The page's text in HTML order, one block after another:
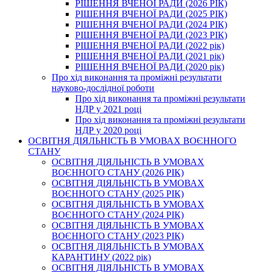
РІШЕННЯ ВЧЕНОЇ РАДИ (2026 РІК)
РІШЕННЯ ВЧЕНОЇ РАДИ (2025 РІК)
РІШЕННЯ ВЧЕНОЇ РАДИ (2024 РІК)
РІШЕННЯ ВЧЕНОЇ РАДИ (2023 РІК)
РІШЕННЯ ВЧЕНОЇ РАДИ (2022 рік)
РІШЕННЯ ВЧЕНОЇ РАДИ (2021 рік)
РІШЕННЯ ВЧЕНОЇ РАДИ (2020 рік)
Про хід виконання та проміжні результати
науково-дослідної роботи
Про хід виконання та проміжні результати
НДР у 2021 році
Про хід виконання та проміжні результати
НДР у 2020 році
ОСВІТНЯ ДІЯЛЬНІСТЬ В УМОВАХ ВОЄННОГО
СТАНУ
ОСВІТНЯ ДІЯЛЬНІСТЬ В УМОВАХ
ВОЄННОГО СТАНУ (2026 РІК)
ОСВІТНЯ ДІЯЛЬНІСТЬ В УМОВАХ
ВОЄННОГО СТАНУ (2025 РІК)
ОСВІТНЯ ДІЯЛЬНІСТЬ В УМОВАХ
ВОЄННОГО СТАНУ (2024 РІК)
ОСВІТНЯ ДІЯЛЬНІСТЬ В УМОВАХ
ВОЄННОГО СТАНУ (2023 РІК)
ОСВІТНЯ ДІЯЛЬНІСТЬ В УМОВАХ
КАРАНТИНУ (2022 рік)
ОСВІТНЯ ДІЯЛЬНІСТЬ В УМОВАХ